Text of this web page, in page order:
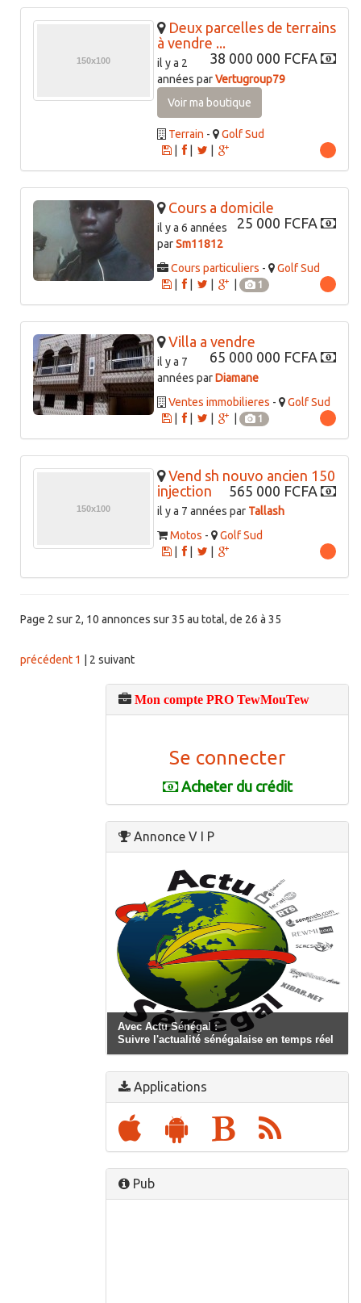
Deux parcelles de terrains
à vendre ...
38 000 000 FCFA
il y a 2
années parVertugroup79
Voir ma boutique
Terrain -
Golf Sud
|
Cours a domicile
25 000 FCFA
il y a 6 années
parSm11812
Cours particuliers -
Golf Sud
|
1
Villa a vendre
65 000 000 FCFA
il y a 7
années parDiamane
Ventes immobilieres -
Golf Sud
|
1
Vend sh nouvo ancien 150
injection
565 000 FCFA
il y a 7 années par Tallash
Motos -
Golf Sud
|
Page 2 sur 2, 10 annonces sur 35 au total, de 26 à 35
précédent 1 2 suivant
Mon compte PRO TewMouTew
Se connecter
Acheter du crédit
Annonce V I P
Avec Actu Sénégal :
Suivre l'actualité sénégalaise en temps réel
Applications
Pub